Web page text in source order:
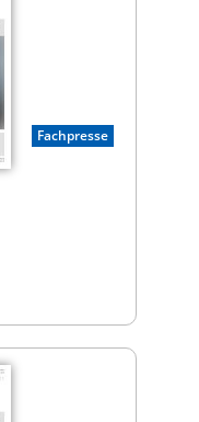
Fachpresse